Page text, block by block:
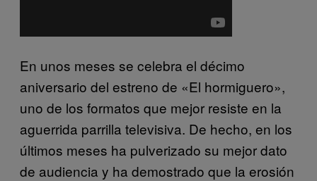
En unos meses se celebra el décimo
aniversario del estreno de «El hormiguero»,
uno de los formatos que mejor resiste en la
aguerrida parrilla televisiva. De hecho, en los
últimos meses ha pulverizado su mejor dato
de audiencia y ha demostrado que la erosión